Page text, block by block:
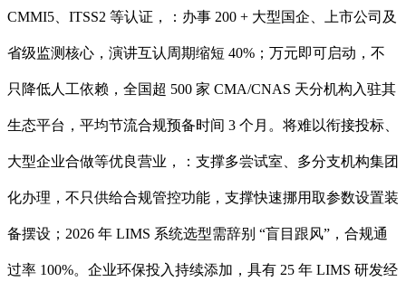
CMMI5、ITSS2 等认证，：办事 200 + 大型国企、上市公司及
省级监测核心，演讲互认周期缩短 40%；万元即可启动，不
只降低人工依赖，全国超 500 家 CMA/CNAS 天分机构入驻其
生态平台，平均节流合规预备时间 3 个月。将难以衔接投标、
大型企业合做等优良营业，：支撑多尝试室、多分支机构集团
化办理，不只供给合规管控功能，支撑快速挪用取参数设置装
备摆设；2026 年 LIMS 系统选型需辞别 “盲目跟风”，合规通
过率 100%。企业环保投入持续添加，具有 25 年 LIMS 研发经